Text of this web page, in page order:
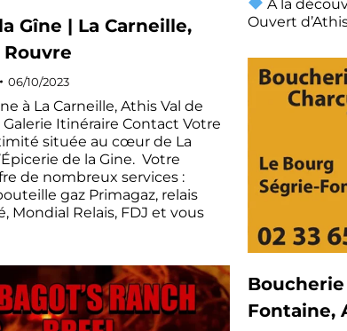
À la
Ouvert
Gîne | La Carneille,
06/10/2023
à La Carneille, Athis Val de
Galerie Itinéraire Contact Votre
située au cœur de La
de la Gine. Votre
de nombreux services :
gaz Primagaz, relais
Mondial Relais, FDJ et vous
Fontaine,